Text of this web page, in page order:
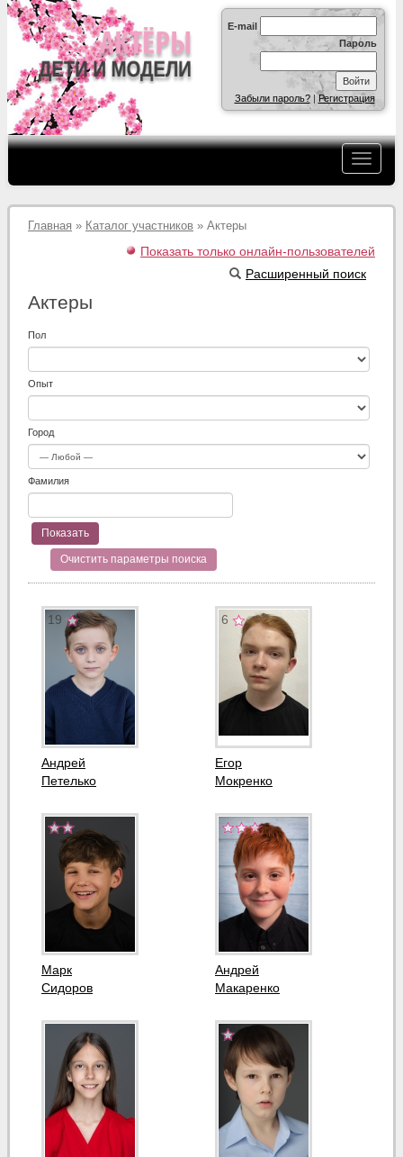
E-mail
Пароль
Забыли пароль?|Регистрация
Главная » Каталог участников » Актеры
Показать только онлайн-пользователей
Расширенный поиск
Актеры
Пол
Опыт
Город
Фамилия
Очистить параметры поиска
19
Андрей
Петелько
6
Егор
Мокренко
Марк
Сидоров
Андрей
Макаренко